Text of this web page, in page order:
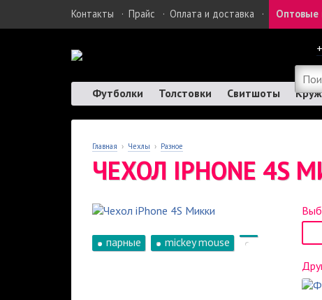
Контакты · Прайс · Оплата и доставка · Оптовые
Футболки
Толстовки Свитшоты
Главная › Чехлы › Разное
ЧЕХОЛ IPHONE 4S
парные mickey mouse